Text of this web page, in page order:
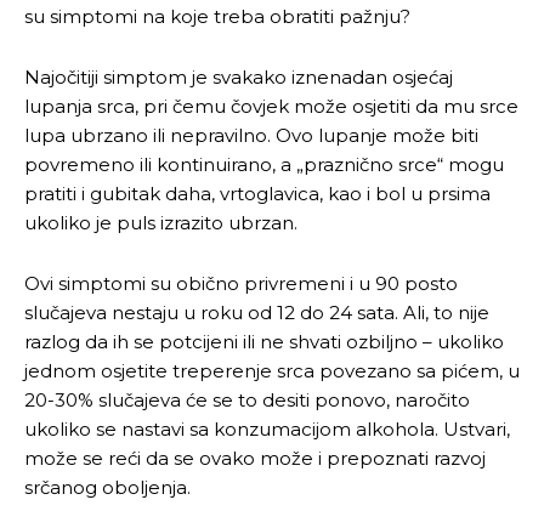
su simptomi na koje treba obratiti pažnju?
Najočitiji simptom je svakako iznenadan osjećaj
lupanja srca, pri čemu čovjek može osjetiti da mu srce
lupa ubrzano ili nepravilno. Ovo lupanje može biti
povremeno ili kontinuirano, a „praznično srce“ mogu
pratiti i gubitak daha, vrtoglavica, kao i bol u prsima
ukoliko je puls izrazito ubrzan.
Ovi simptomi su obično privremeni i u 90 posto
slučajeva nestaju u roku od 12 do 24 sata. Ali, to nije
razlog da ih se potcijeni ili ne shvati ozbiljno – ukoliko
jednom osjetite treperenje srca povezano sa pićem, u
20-30% slučajeva će se to desiti ponovo, naročito
ukoliko se nastavi sa konzumacijom alkohola. Ustvari,
može se reći da se ovako može i prepoznati razvoj
srčanog oboljenja.